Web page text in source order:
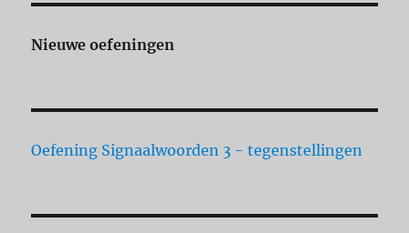
Nieuwe oefeningen
Oefening Signaalwoorden 3 - tegenstellingen